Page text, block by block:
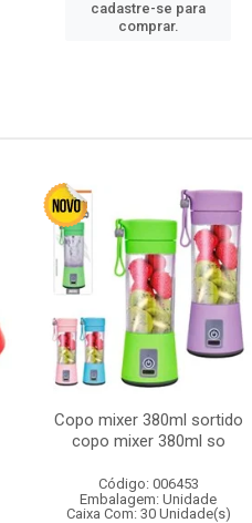
cadastre-se para
comprar.
Copo mixer 380ml sortido
copo mixer 380ml so
Código: 006453
Embalagem: Unidade
Caixa Com: 30 Unidade(s)